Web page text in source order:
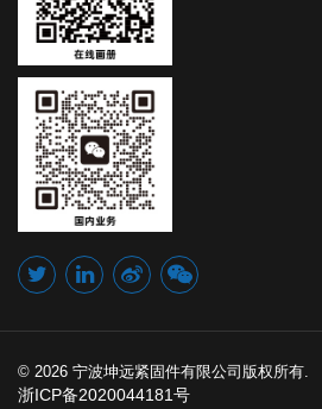
© 2026 宁波坤远紧固件有限公司版权所有.
浙ICP备2020044181号